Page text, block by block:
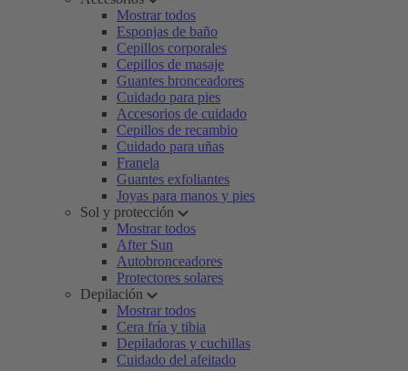
Mostrar todos
Esponjas de baño
Cepillos corporales
Cepillos de masaje
Guantes bronceadores
Cuidado para pies
Accesorios de cuidado
Cepillos de recambio
Cuidado para uñas
Franela
Guantes exfoliantes
Joyas para manos y pies
Sol y protección
Mostrar todos
After Sun
Autobronceadores
Protectores solares
Depilación
Mostrar todos
Cera fría y tibia
Depiladoras y cuchillas
Cuidado del afeitado